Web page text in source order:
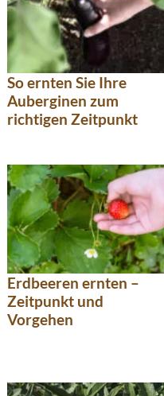
So ernten Sie Ihre
Auberginen zum
richtigen Zeitpunkt
Erdbeeren ernten –
Zeitpunkt und
Vorgehen